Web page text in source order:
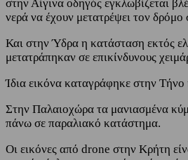
στην Αίγινα οδηγός εγκλωβίζεται
νερά να έχουν μετατρέψει τον δρόμο
Και στην Ύδρα η κατάσταση εκτός
μετατράπηκαν σε επικίνδυνους
Ίδια εικόνα καταγράφηκε στην
Στην Παλαιοχώρα τα μανιασμένα
πάνω σε παραλιακό κατάστημα.
Οι εικόνες από drone στην Κρήτη